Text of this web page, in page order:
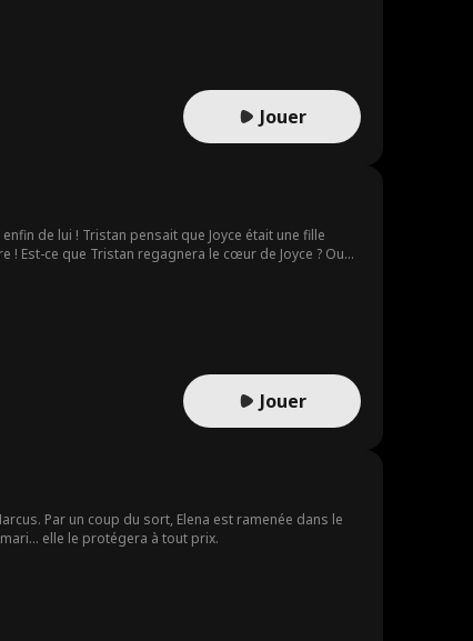
Jouer
de lui ! Tristan pensait que Joyce était une fille
Est-ce que Tristan regagnera le cœur de Joyce ? Ou
Jouer
Par un coup du sort, Elena est ramenée dans le
elle le protégera à tout prix.